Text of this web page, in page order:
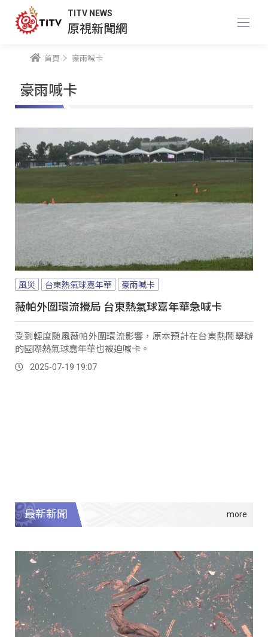
TITV NEWS
原視新聞網
首頁 豪雨喊卡
豪雨喊卡
風災 台東熱氣球嘉年華 豪雨喊卡
薇帕外圍環流攪局 台東熱氣球嘉年華急喊卡
受到輕度颱風薇帕外圍環流影響，原本預計在台東熱鬧舉辦
的國際熱氣球嘉年華也被迫喊卡。
2025-07-19 19:07
最新新聞